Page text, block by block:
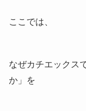
ここでは、
なぜカチエックス
か」を